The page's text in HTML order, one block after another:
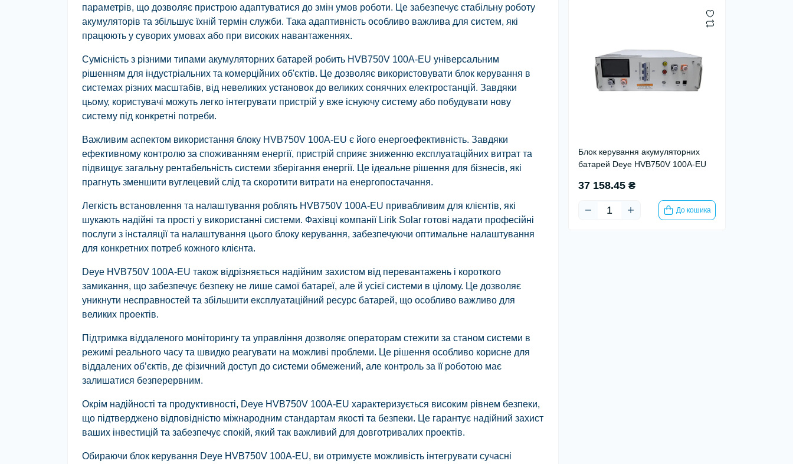
Блок керування акумуляторних
батарей Deye HVB750V 100A-EU
37 158.45 ₴
До кошика
параметрів, що дозволяє пристрою адаптуватися до змін умов роботи. Це забезпечує стабільну роботу
акумуляторів та збільшує їхній термін служби. Така адаптивність особливо важлива для систем, які
працюють у суворих умовах або при високих навантаженнях.
Сумісність з різними типами акумуляторних батарей робить HVB750V 100A-EU універсальним
рішенням для індустріальних та комерційних об'єктів. Це дозволяє використовувати блок керування в
системах різних масштабів, від невеликих установок до великих сонячних електростанцій. Завдяки
цьому, користувачі можуть легко інтегрувати пристрій у вже існуючу систему або побудувати нову
систему під конкретні потреби.
Важливим аспектом використання блоку HVB750V 100A-EU є його енергоефективність. Завдяки
ефективному контролю за споживанням енергії, пристрій сприяє зниженню експлуатаційних витрат та
підвищує загальну рентабельність системи зберігання енергії. Це ідеальне рішення для бізнесів, які
прагнуть зменшити вуглецевий слід та скоротити витрати на енергопостачання.
Легкість встановлення та налаштування роблять HVB750V 100A-EU привабливим для клієнтів, які
шукають надійні та прості у використанні системи. Фахівці компанії Lirik Solar готові надати професійні
послуги з інсталяції та налаштування цього блоку керування, забезпечуючи оптимальне налаштування
для конкретних потреб кожного клієнта.
Deye HVB750V 100A-EU також відрізняється надійним захистом від перевантажень і короткого
замикання, що забезпечує безпеку не лише самої батареї, але й усієї системи в цілому. Це дозволяє
уникнути несправностей та збільшити експлуатаційний ресурс батарей, що особливо важливо для
великих проектів.
Підтримка віддаленого моніторингу та управління дозволяє операторам стежити за станом системи в
режимі реального часу та швидко реагувати на можливі проблеми. Це рішення особливо корисне для
віддалених об’єктів, де фізичний доступ до системи обмежений, але контроль за її роботою має
залишатися безперервним.
Окрім надійності та продуктивності, Deye HVB750V 100A-EU характеризується високим рівнем безпеки,
що підтверджено відповідністю міжнародним стандартам якості та безпеки. Це гарантує надійний захист
ваших інвестицій та забезпечує спокій, який так важливий для довготривалих проектів.
Обираючи блок керування Deye HVB750V 100A-EU, ви отримуєте можливість інтегрувати сучасні